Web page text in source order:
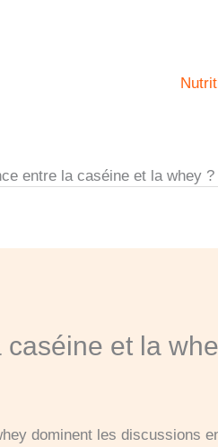
entre la caséine et la whey ?
et la
dominent les discussions